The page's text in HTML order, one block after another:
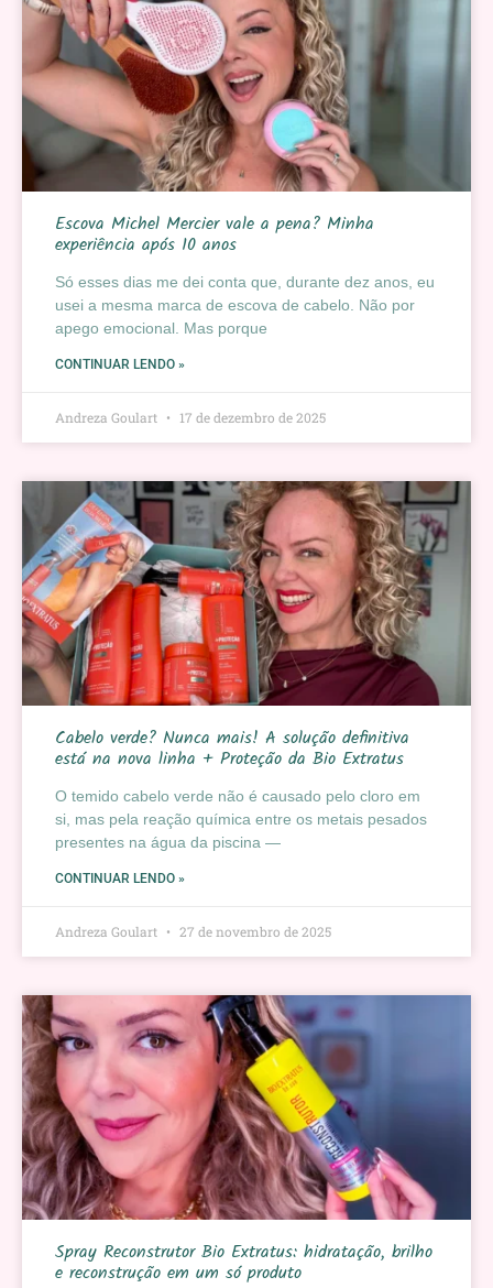
Escova Michel Mercier vale a pena? Minha
experiência após 10 anos
Só esses dias me dei conta que, durante dez anos, eu
usei a mesma marca de escova de cabelo. Não por
apego emocional. Mas porque
CONTINUAR LENDO »
Andreza Goulart 17 de dezembro de 2025
Cabelo verde? Nunca mais! A solução definitiva
está na nova linha + Proteção da Bio Extratus
O temido cabelo verde não é causado pelo cloro em
si, mas pela reação química entre os metais pesados
presentes na água da piscina —
CONTINUAR LENDO »
Andreza Goulart 27 de novembro de 2025
Spray Reconstrutor Bio Extratus: hidratação, brilho
e reconstrução em um só produto